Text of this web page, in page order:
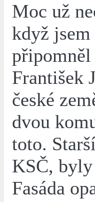
Moc už
když
připomněl
František
české
dvou
toto.
KSČ, byly
Fasáda